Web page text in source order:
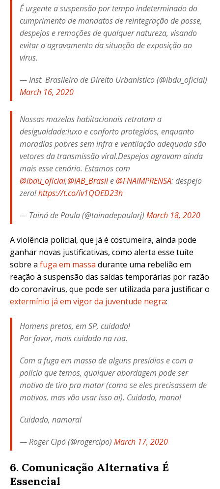
É urgente a suspensão por tempo indeterminado do
cumprimento de mandatos de reintegração de posse,
despejos e remoções de qualquer natureza, visando
evitar o agravamento da situação de exposição ao
vírus.
— Inst. Brasileiro de Direito Urbanístico (@ibdu_oficial)
March 16, 2020
Nossas mazelas habitacionais retratam a
desigualdade:luxo e conforto protegidos, enquanto
moradias pobres sem infra e ventilação adequada são
vetores da transmissão viral.Despejos agravam ainda
mais esse cenário. Estamos com
@ibdu_oficial,@IAB_Brasile@FNAIMPRENSA: despejo
zero!https://t.co/iv1QOED23h
— Tainá de Paula (@tainadepaularj) March 18, 2020
A violência policial, que já é costumeira, ainda pode
ganhar novas justificativas, como alerta esse tuíte
sobre a fuga em massa durante uma rebelião em
reação à suspensão das saídas temporárias por razão
do coronavírus, que pode ser utilizada para justificar o
extermínio já em vigor da juventude negra:
Homens pretos, em SP, cuidado!
Por favor, mais cuidado na rua.
Com a fuga em massa de alguns presídios e com a
polícia que temos, qualquer abordagem pode ser
motivo de tiro pra matar (como se eles precisassem de
motivos, mas vão usar isso ai). Cuidado, mano!
Cuidado, namoral
— Roger Cipó (@rogercipo) March 17, 2020
6. Comunicação Alternativa É
Essencial